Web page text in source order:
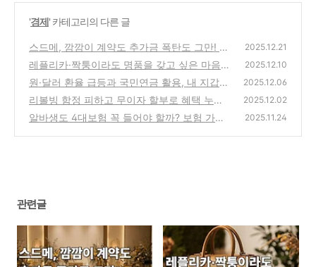
'경제' 카테고리의 다른 글
스드메, 깜깜이 계약도 추가금 폭탄도 그만! 미
리 가격 확인하세요!
(0)
2025.12.21
레플리카·짝퉁이라도 명품을 갖고 싶은 마음
은?
(0)
2025.12.10
원·달러 환율 급등과 국민연금 활용, 내 지갑
은?
(0)
2025.12.06
리볼빙 함정 피하고 무이자 할부로 혜택 누리
는 법
(0)
2025.12.02
알바생도 4대보험 꼭 들어야 할까? 보험 가입
2025.11.24
관련글